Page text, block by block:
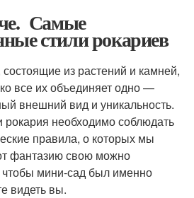
Самые
стили рокариев
из растений и камней,
все их объединяет одно —
внешний вид и уникальность.
рокария необходимо соблюдать
правила, о которых мы
фантазию свою можно
чтобы мини-сад был именно
видеть вы.